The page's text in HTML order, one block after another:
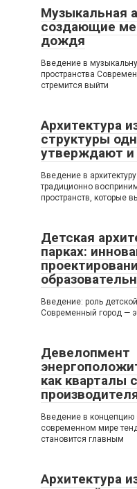
Музыкальная
создающие
дождя
Введение в
пространства
стремится выйти
Архитектура
структуры
утверждают и
Введение в
традиционно
пространств, которые
Детская
парках:
Введение: роль
Современный город —
Девелопмент
как кварталы
Введение в концепцию
современном мире
становится главным
Архитектура